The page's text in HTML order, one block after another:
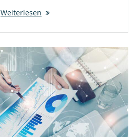
Weiterlesen